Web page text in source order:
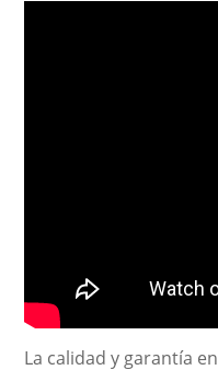
La calidad y garantía